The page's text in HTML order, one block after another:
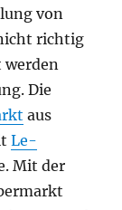
von
richtig
werden
Die
aus
Le-
Mit der